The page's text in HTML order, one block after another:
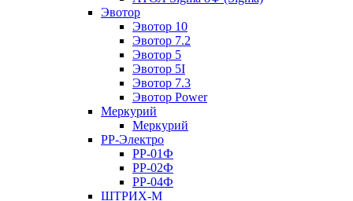
Эвотор
Эвотор 10
Эвотор 7.2
Эвотор 5
Эвотор 5I
Эвотор 7.3
Эвотор Power
Меркурий
Меркурий
РР-Электро
РР-01Ф
РР-02Ф
РР-04Ф
ШТРИХ-М